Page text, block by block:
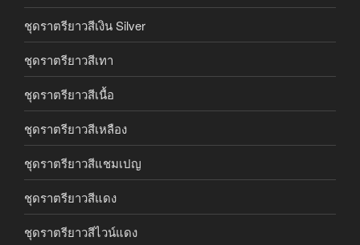
ชุดราตรียาวสีเงิน Silver
ชุดราตรียาวสีเทา
ชุดราตรียาวสีเนื้อ
ชุดราตรียาวสีเหลือง
ชุดราตรียาวสีแชมเปญ
ชุดราตรียาวสีแดง
ชุดราตรียาวสีไวน์แดง